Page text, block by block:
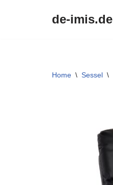
de-imis.de
Home \ Sessel \